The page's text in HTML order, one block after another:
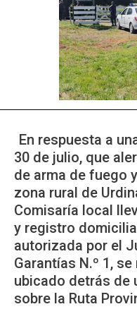
En respuesta a
30 de julio, que
de arma de fuego
zona rural de
Comisaría local
y registro
autorizada por el
Garantías N.º 1,
ubicado detrás de
sobre la Ruta